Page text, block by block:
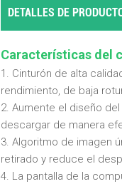
DETALLES DE
Características del
1. Cinturón de alta
rendimiento, de baja
2. Aumente el diseño
descargar de manera
3. Algoritmo de imagen
retirado y reduce el
4. La pantalla de la